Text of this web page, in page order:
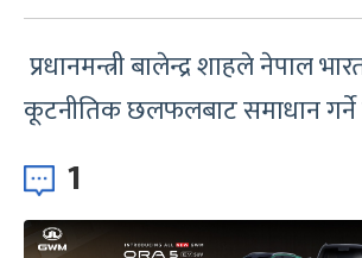
प्रधानमन्त्री बालेन्द्र शाहले नेपाल
कूटनीतिक छलफलबाट समाधान
1